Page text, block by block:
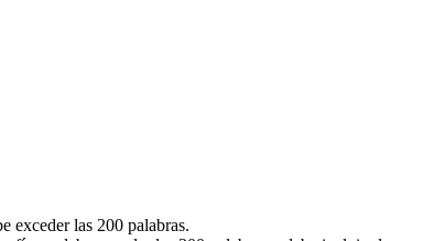
exceder las 200 palabras.